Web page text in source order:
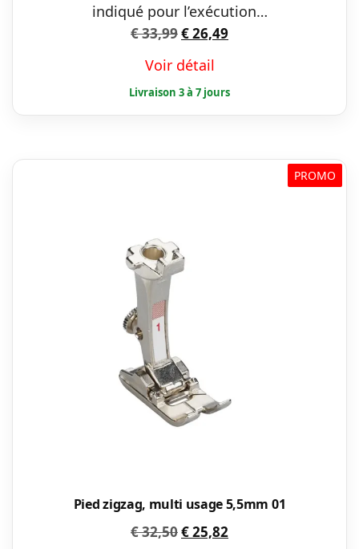
indiqué pour l’exécution…
€33,99Le
initial
était :
€ 33,99.
€26,49
est :
€ 26,49.
Voir détail
PROMO
Pied zigzag, multi usage 5,5mm 01
€32,50Le
€25,82Le